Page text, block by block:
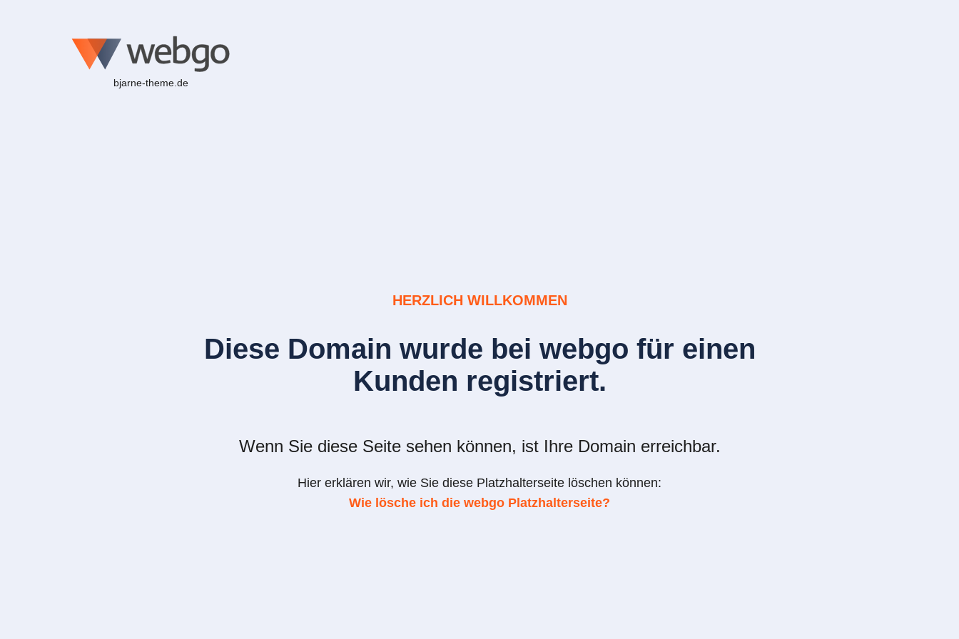
bjarne-theme.de
HERZLICH WILLKOMMEN
Diese Domain wurde bei webgo für einen
Kunden registriert.
Wenn Sie diese Seite sehen können, ist Ihre Domain erreichbar.
Hier erklären wir, wie Sie diese Platzhalterseite löschen können:
Wie lösche ich die webgo Platzhalterseite?